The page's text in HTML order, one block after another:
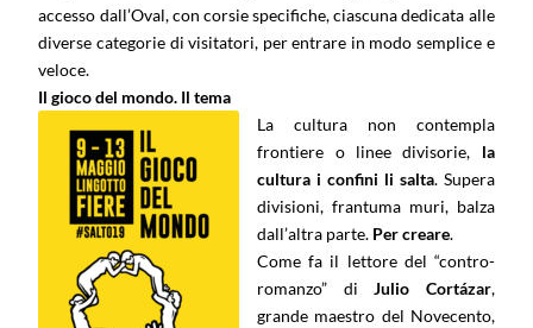
accesso dall’Oval, con corsie specifiche, ciascuna dedicata alle
diverse categorie di visitatori, per entrare in modo semplice e
veloce.
Il gioco del mondo. Il tema
La cultura non contempla
frontiere o linee divisorie, la
cultura i confini li salta. Supera
divisioni, frantuma muri, balza
dall’altra parte. Per creare.
Come fa il lettore del “contro-
romanzo” diJulio Cortázar,
grande maestro del Novecento,